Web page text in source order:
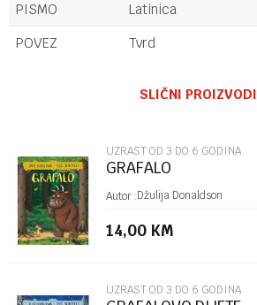
PISMO
Latinica
POVEZ
Tvrd
Poruka
SLIČNI PROIZVODI
UZRAST OD 3 DO 6 GODINA
GRAFALO
Autor :Džulija Donaldson
14,00 KM
UZRAST OD 3 DO 6 GODINA